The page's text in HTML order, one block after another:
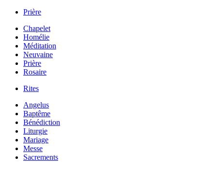
Prière
Chapelet
Homélie
Méditation
Neuvaine
Prière
Rosaire
Rites
Angelus
Baptême
Bénédiction
Liturgie
Mariage
Messe
Sacrements